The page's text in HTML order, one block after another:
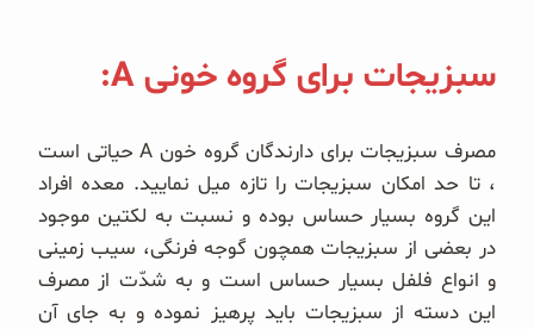
سبزیجات برای گروه خونی A:
مصرف سبزیجات برای دارندگان گروه خون A حیاتی است
، تا حد امکان سبزیجات را تازه میل نمایید. معده افراد
این گروه بسیار حساس بوده و نسبت به لکتین موجود
در بعضی از سبزیجات همچون گوجه فرنگی، سیب زمینی
و انواع فلفل بسیار حساس است و به شدّت از مصرف
این دسته از سبزیجات باید پرهیز نموده و به جای آن